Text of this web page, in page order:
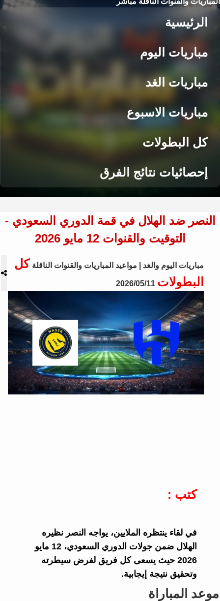
الرئيسية
مباريات اليوم
مباريات الغد
مباريات الاسبوع
كل البطولات
إحصائيات نتائج الفرق
النصر ضد الهلال في قمة الدوري السعودي -
التوقيت والقنوات 12 مايو 2026
مباريات اليوم والغد | مواعيد المباريات والقنوات الناقلة كل
البطولات 2026/05/11
كتب :
في لقاء ينتظره الملايين، يواجه النصر نظيره
الهلال ضمن جولات الدوري السعودي، 12 مايو
2026 حيث يسعى كل فريق لفرض سيطرته
وتحقيق نتيجة إيجابية.
موعد المباراة